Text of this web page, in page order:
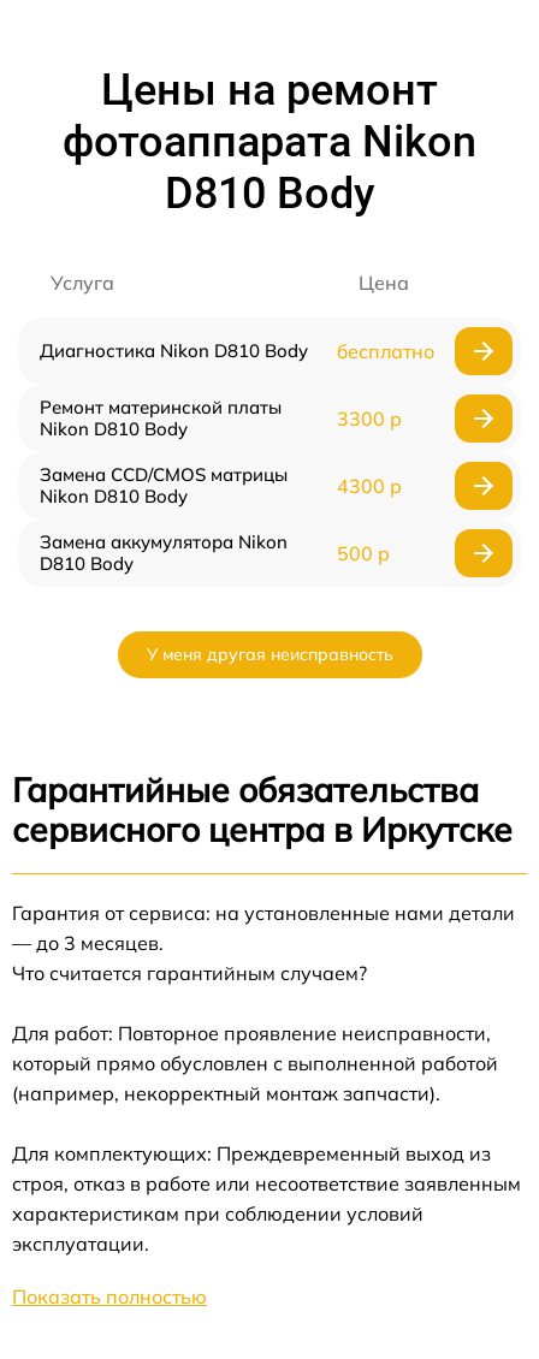
Цены на ремонт
фотоаппарата Nikon
D810 Body
Услуга Цена
Диагностика Nikon D810 Body бесплатно
Ремонт материнской платы
Nikon D810 Body
3300 р
Замена CCD/CMOS матрицы
Nikon D810 Body
4300 р
Замена аккумулятора Nikon
D810 Body
500 р
У меня другая неисправность
Гарантийные обязательства
сервисного центра в Иркутске
Гарантия от сервиса: на установленные нами детали
— до 3 месяцев.
Что считается гарантийным случаем?
Для работ: Повторное проявление неисправности,
который прямо обусловлен с выполненной работой
(например, некорректный монтаж запчасти).
Для комплектующих: Преждевременный выход из
строя, отказ в работе или несоответствие заявленным
характеристикам при соблюдении условий
эксплуатации.
Показать полностью